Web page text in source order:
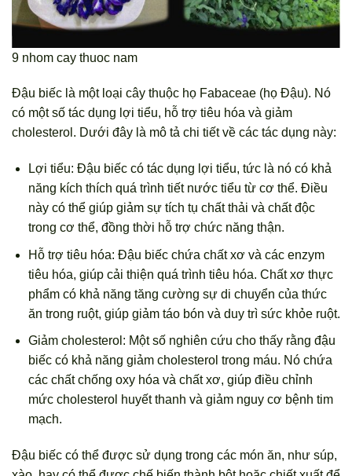
9 nhom cay thuoc nam
Đậu biếc là một loại cây thuộc họ Fabaceae (họ Đậu). Nó
có một số tác dụng lợi tiểu, hỗ trợ tiêu hóa và giảm
cholesterol. Dưới đây là mô tả chi tiết về các tác dụng này:
Lợi tiểu: Đậu biếc có tác dụng lợi tiểu, tức là nó có khả
năng kích thích quá trình tiết nước tiểu từ cơ thể. Điều
này có thể giúp giảm sự tích tụ chất thải và chất độc
trong cơ thể, đồng thời hỗ trợ chức năng thận.
Hỗ trợ tiêu hóa: Đậu biếc chứa chất xơ và các enzym
tiêu hóa, giúp cải thiện quá trình tiêu hóa. Chất xơ thực
phẩm có khả năng tăng cường sự di chuyển của thức
ăn trong ruột, giúp giảm táo bón và duy trì sức khỏe ruột.
Giảm cholesterol: Một số nghiên cứu cho thấy rằng đậu
biếc có khả năng giảm cholesterol trong máu. Nó chứa
các chất chống oxy hóa và chất xơ, giúp điều chỉnh
mức cholesterol huyết thanh và giảm nguy cơ bệnh tim
mạch.
Đậu biếc có thể được sử dụng trong các món ăn, như súp,